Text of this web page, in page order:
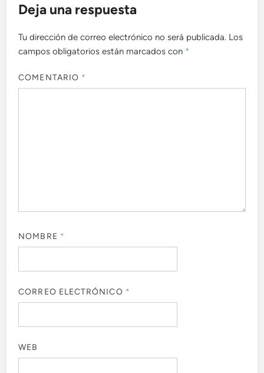
Deja una respuesta
Tu dirección de correo electrónico no será publicada. Los
campos obligatorios están marcados con *
COMENTARIO *
NOMBRE *
CORREO ELECTRÓNICO *
WEB